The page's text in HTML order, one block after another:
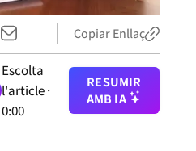
Copiar Enllaç
Escolta
l'article ·
0:00
RESUMIR
AMB IA